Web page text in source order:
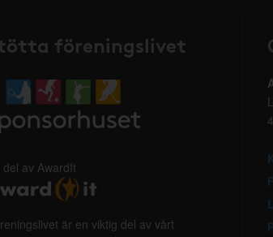
föreningslivet
del av AwardIt
är en viktig del av vårt